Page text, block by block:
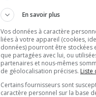
En savoir plus
Vos données à caractère
liées à votre appareil (cookies,
données) pourront être stockées
que partagées avec lui, ou
partenaires et nous-mêmes
de géolocalisation précises. Liste
Certains fournisseurs sont
caractère personnel sur la base